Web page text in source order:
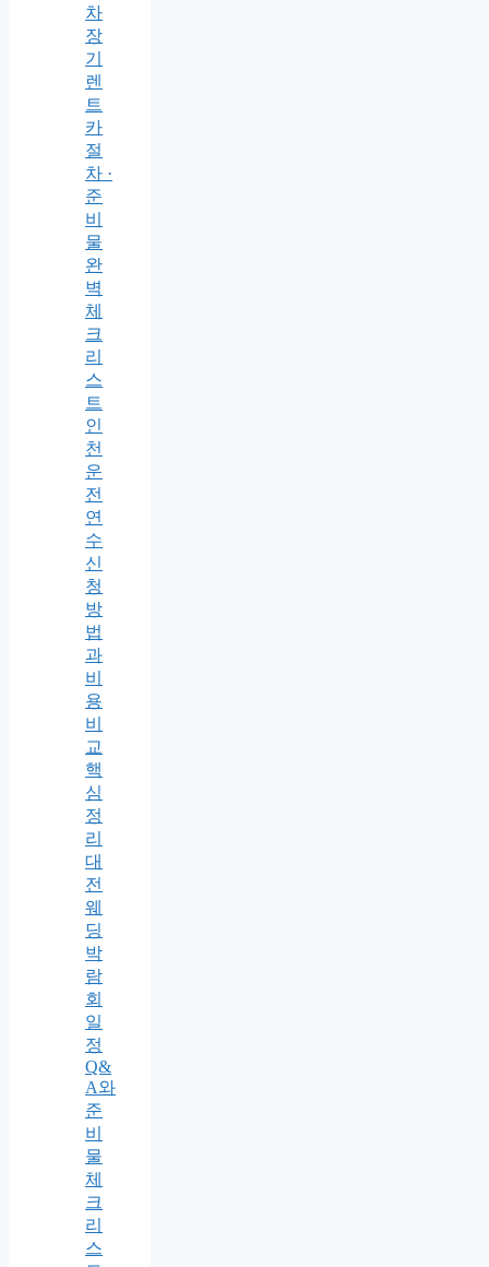
차
장
기
렌
트
카
절
차 ·
준
비
물
완
벽
체
크
리
스
트
인
천
운
전
연
수
신
청
방
법
과
비
용
비
교
핵
심
정
리
대
전
웨
딩
박
람
회
일
정
Q&
A와
준
비
물
체
크
리
스